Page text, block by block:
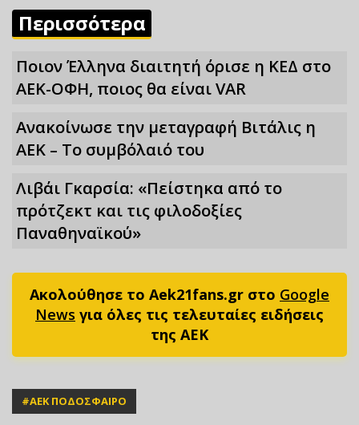
Περισσότερα
Ποιον Έλληνα διαιτητή όρισε η ΚΕΔ στο
ΑΕΚ-ΟΦΗ, ποιος θα είναι VAR
Ανακοίνωσε την μεταγραφή Βιτάλις η
ΑΕΚ – Το συμβόλαιό του
Λιβάι Γκαρσία: «Πείστηκα από το
πρότζεκτ και τις φιλοδοξίες
Παναθηναϊκού»
Ακολούθησε το Aek21fans.gr στο Google
News για όλες τις τελευταίες ειδήσεις
της ΑΕΚ
#ΑΕΚ ΠΟΔΟΣΦΑΙΡΟ